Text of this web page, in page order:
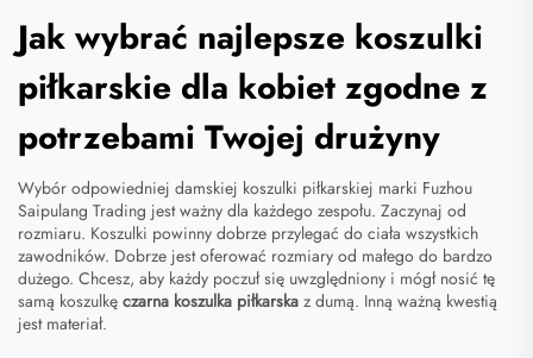
Jak wybrać najlepsze koszulki
piłkarskie dla kobiet zgodne z
potrzebami Twojej drużyny
Wybór odpowiedniej damskiej koszulki piłkarskiej marki Fuzhou
Saipulang Trading jest ważny dla każdego zespołu. Zaczynaj od
rozmiaru. Koszulki powinny dobrze przylegać do ciała wszystkich
zawodników. Dobrze jest oferować rozmiary od małego do bardzo
dużego. Chcesz, aby każdy poczuł się uwzględniony i mógł nosić tę
samą koszulkę czarna koszulka piłkarska z dumą. Inną ważną kwestią
jest materiał.